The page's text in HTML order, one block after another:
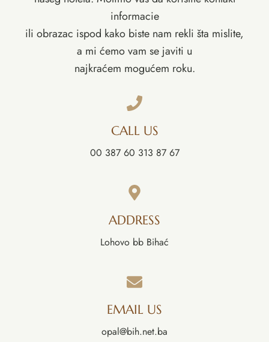
informacie
ili obrazac ispod kako biste nam rekli šta mislite,
a mi ćemo vam se javiti u
najkraćem mogućem roku.
CALL US
00 387 60 313 87 67
ADDRESS
Lohovo bb Bihać
EMAIL US
opal@bih.net.ba